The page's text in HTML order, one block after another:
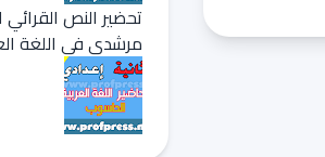
تحضير النص
مرشدي في اللغة